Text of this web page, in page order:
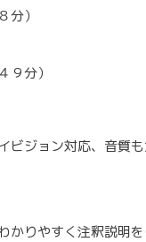
）
分）
ジョン対応、音質も
りやすく注釈説明